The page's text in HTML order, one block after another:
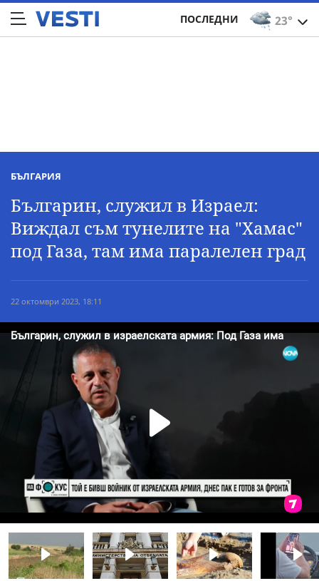
23°
ПОСЛЕДНИ
БЪЛГАРИЯ
Българин, служил в Израел:
Виждал съм тунелите на "Хамас"
под Газа, там има паралелен град
22 октомври 2023, 18:11